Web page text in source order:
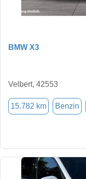
BMW X3
Velbert, 42553
15.782 km Benzin